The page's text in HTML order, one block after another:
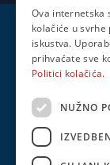
Ova internetska
kolačiće u
iskustva.
prihvaćate sve
Politici kolačića.
NUŽNO